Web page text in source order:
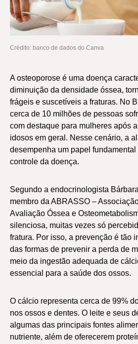
Crédito: banco de dados do Canva
A osteoporose é uma doença
diminuição da densidade óssea,
frágeis e suscetíveis a fraturas. No
cerca de 10 milhões de pessoas
com destaque para mulheres após
idosos em geral. Nesse cenário, a
desempenha um papel
controle da doença.
Segundo a endocrinologista
membro da ABRASSO –
Avaliação Óssea e
silenciosa, muitas vezes só
fratura. Por isso, a prevenção é tão
das formas de prevenir a perda de
meio da ingestão adequada de
essencial para a saúde dos ossos.
O cálcio representa cerca de 99%
nos ossos e dentes. O leite e seus
algumas das principais fontes
nutriente, além de oferecerem